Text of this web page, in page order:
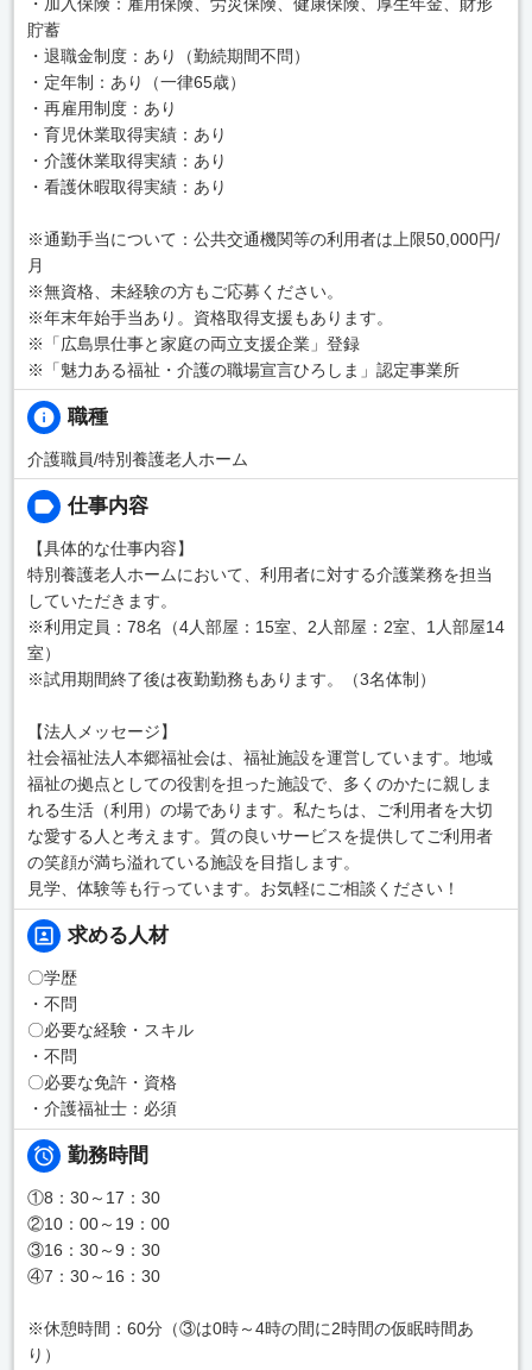
貯蓄
・退職金制度：あり（勤続期間不問）
・定年制：あり（一律65歳）
・再雇用制度：あり
・育児休業取得実績：あり
・介護休業取得実績：あり
・看護休暇取得実績：あり
※通勤手当について：公共交通機関等の利用者は上限50,000円/
月
※無資格、未経験の方もご応募ください。
※年末年始手当あり。資格取得支援もあります。
※「広島県仕事と家庭の両立支援企業」登録
※「魅力ある福祉・介護の職場宣言ひろしま」認定事業所
職種
介護職員/特別養護老人ホーム
仕事内容
【具体的な仕事内容】
特別養護老人ホームにおいて、利用者に対する介護業務を担当
していただきます。
※利用定員：78名（4人部屋：15室、2人部屋：2室、1人部屋14
室）
※試用期間終了後は夜勤勤務もあります。（3名体制）
【法人メッセージ】
社会福祉法人本郷福祉会は、福祉施設を運営しています。地域
福祉の拠点としての役割を担った施設で、多くのかたに親しま
れる生活（利用）の場であります。私たちは、ご利用者を大切
な愛する人と考えます。質の良いサービスを提供してご利用者
の笑顔が満ち溢れている施設を目指します。
見学、体験等も行っています。お気軽にご相談ください！
求める人材
〇学歴
・不問
〇必要な経験・スキル
・不問
〇必要な免許・資格
・介護福祉士：必須
勤務時間
①8：30～17：30
②10：00～19：00
③16：30～9：30
④7：30～16：30
※休憩時間：60分（③は0時～4時の間に2時間の仮眠時間あ
り）